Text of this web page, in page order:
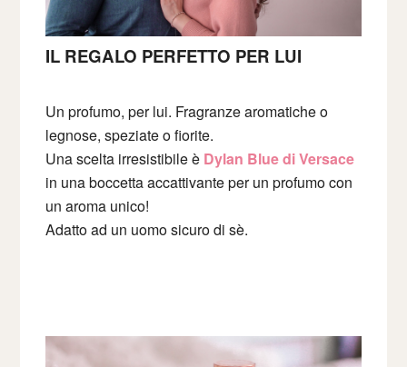
IL REGALO PERFETTO PER LUI
Un profumo, per lui. Fragranze aromatiche o
legnose, speziate o fiorite.
Una scelta irresistibile è Dylan Blue di Versace
in una boccetta accattivante per un profumo con
un aroma unico!
Adatto ad un uomo sicuro di sè.